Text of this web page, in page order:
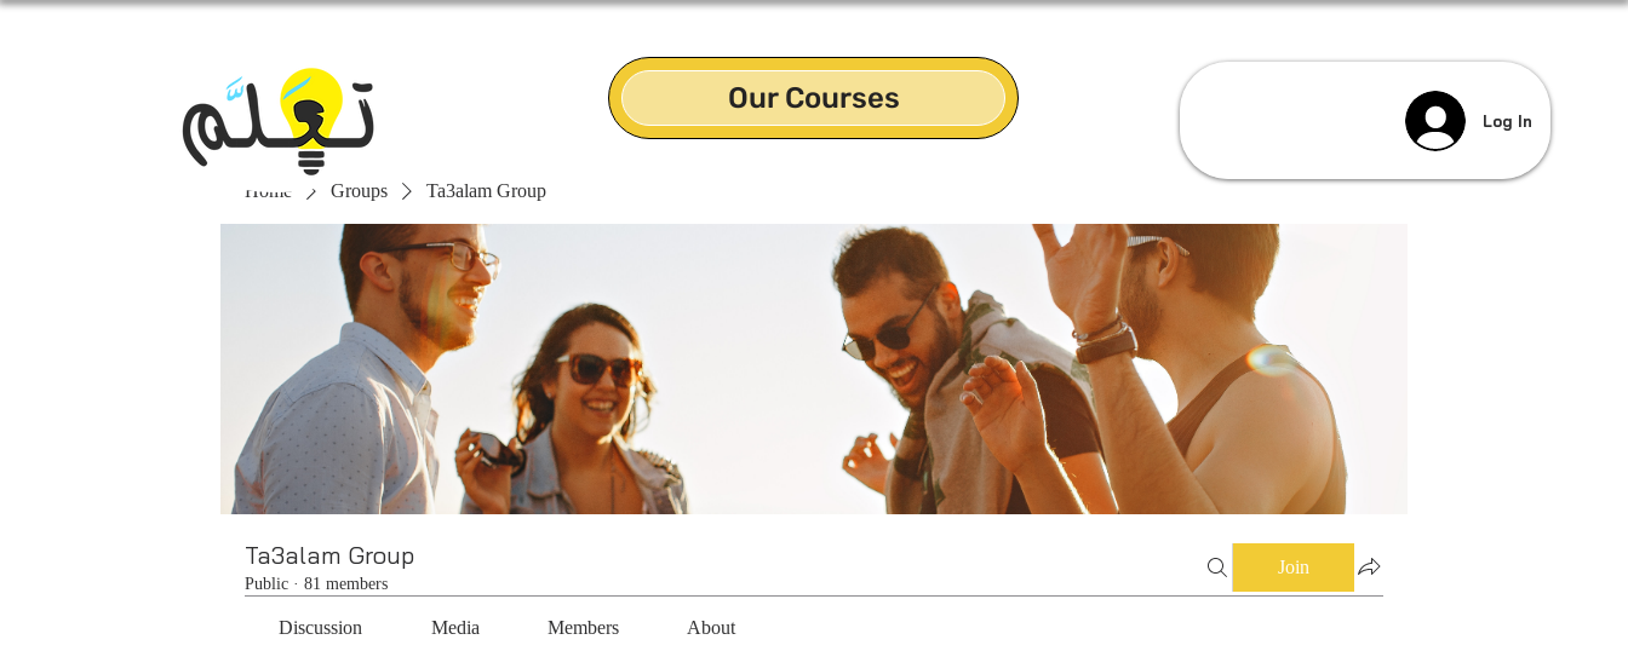
Log In
Our Courses
Home Groups Ta3alam Group
Ta3alam Group
Public · 81 members
Join
Discussion Media Members About